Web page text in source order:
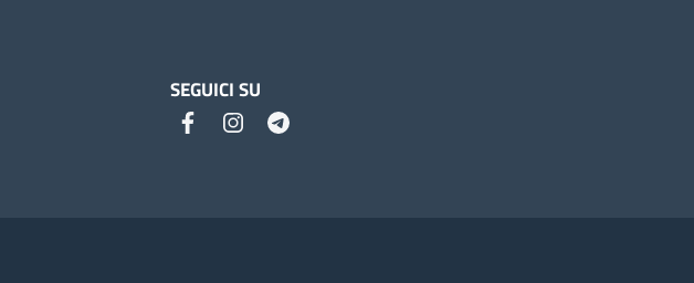
SEGUICI SU